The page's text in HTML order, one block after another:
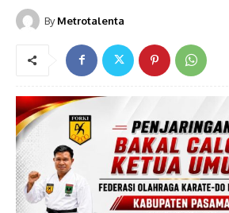
By Metrotalenta